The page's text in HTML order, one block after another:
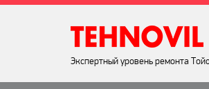
Экспертный уровень ремонта